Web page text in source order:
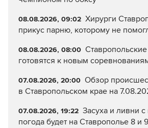
08.08.2026, 09:02 Хирурги
прикус парню, которому не
08.08.2026, 08:00 Ставропольские
готовятся к новым
07.08.2026, 20:00 Обзор
в Ставропольском крае на
07.08.2026, 19:22 Засуха и ливни
погода будет на Ставрополье 8 и 9